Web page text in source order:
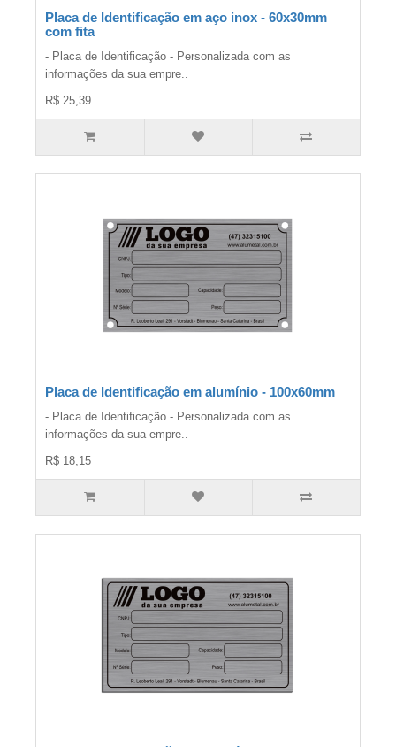
Placa de Identificação em aço inox - 60x30mm
com fita
- Placa de Identificação - Personalizada com as
informações da sua empre..
R$ 25,39
Placa de Identificação em alumínio - 100x60mm
- Placa de Identificação - Personalizada com as
informações da sua empre..
R$ 18,15